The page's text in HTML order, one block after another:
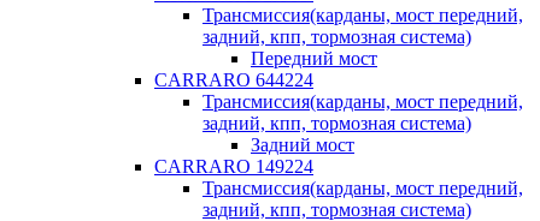
Трансмиссия(карданы, мост передний,
задний, кпп, тормозная система)
Передний мост
CARRARO 644224
Трансмиссия(карданы, мост передний,
задний, кпп, тормозная система)
Задний мост
CARRARO 149224
Трансмиссия(карданы, мост передний,
задний, кпп, тормозная система)